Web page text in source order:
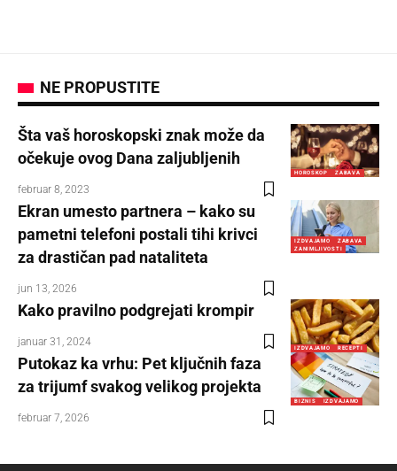
NE PROPUSTITE
HOROSKOP ZABAVA
Šta vaš horoskopski znak može da
očekuje ovog Dana zaljubljenih
februar 8, 2023
IZDVAJAMO
ZABAVA
ZANIMLJIVOSTI
Ekran umesto partnera – kako su
pametni telefoni postali tihi krivci
za drastičan pad nataliteta
jun 13, 2026
IZDVAJAMO RECEPTI
Kako pravilno podgrejati krompir
januar 31, 2024
BIZNIS IZDVAJAMO
Putokaz ka vrhu: Pet ključnih faza
za trijumf svakog velikog projekta
februar 7, 2026